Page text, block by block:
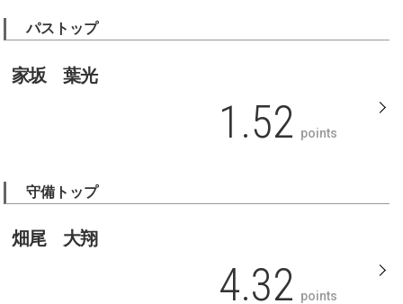
パストップ
家坂 葉光
1.52 points
守備トップ
畑尾 大翔
4.32 points